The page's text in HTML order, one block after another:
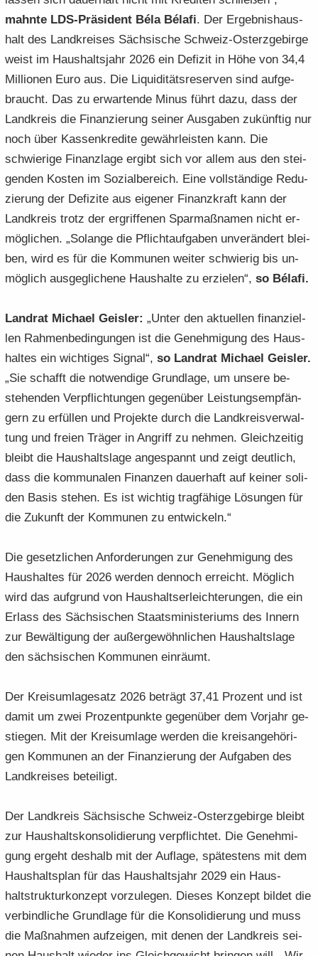
mahn­te LDS-​Präsident Béla Bélafi. Der Er­geb­nis­haus­
halt des Land­krei­ses Säch­si­sche Schweiz-​Osterzgebirge
weist im Haus­halts­jahr 2026 ein De­fi­zit in Höhe von 34,4
Mil­lio­nen Euro aus. Die Li­qui­di­täts­re­ser­ven sind auf­ge­
braucht. Das zu er­war­ten­de Minus führt dazu, dass der
Land­kreis die Fi­nan­zie­rung sei­ner Aus­ga­ben zu­künf­tig nur
noch über Kas­sen­kre­di­te ge­währ­leis­ten kann. Die
schwie­ri­ge Fi­nanz­la­ge er­gibt sich vor allem aus den stei­
gen­den Kos­ten im So­zi­al­be­reich. Eine voll­stän­di­ge Re­du­
zie­rung der De­fi­zi­te aus ei­ge­ner Fi­nanz­kraft kann der
Land­kreis trotz der er­grif­fe­nen Spar­maß­na­men nicht er­
mög­li­chen. „So­lan­ge die Pflicht­auf­ga­ben un­ver­än­dert blei­
ben, wird es für die Kom­mu­nen wei­ter schwie­rig bis un­
mög­lich aus­ge­gli­che­ne Haus­hal­te zu er­zie­len“, so Bélafi.
Land­rat Mi­cha­el Geis­ler: „Unter den ak­tu­el­len fi­nan­zi­el­
len Rah­men­be­din­gun­gen ist die Ge­neh­mi­gung des Haus­
hal­tes ein wich­ti­ges Si­gnal“, so Land­rat Mi­cha­el Geis­ler.
„Sie schafft die not­wen­di­ge Grund­la­ge, um un­se­re be­
stehen­den Ver­pflich­tun­gen ge­gen­über Leis­tungs­emp­fän­
gern zu er­fül­len und Pro­jek­te durch die Land­kreis­ver­wal­
tung und frei­en Trä­ger in An­griff zu neh­men. Gleich­zei­tig
bleibt die Haus­halts­la­ge an­ge­spannt und zeigt deut­lich,
dass die kom­mu­na­len Fi­nan­zen dau­er­haft auf kei­ner so­li­
den Basis ste­hen. Es ist wich­tig trag­fä­hi­ge Lö­sun­gen für
die Zu­kunft der Kom­mu­nen zu ent­wi­ckeln.“
Die ge­setz­li­chen An­for­de­run­gen zur Ge­neh­mi­gung des
Haus­hal­tes für 2026 wer­den den­noch er­reicht. Mög­lich
wird das auf­grund von Haus­halts­er­leich­te­run­gen, die ein
Er­lass des Säch­si­schen Staats­mi­nis­te­ri­ums des In­nern
zur Be­wäl­ti­gung der au­ßer­ge­wöhn­li­chen Haus­halts­la­ge
den säch­si­schen Kom­mu­nen ein­räumt.
Der Kreis­um­la­ge­satz 2026 be­trägt 37,41 Pro­zent und ist
damit um zwei Pro­zent­punk­te ge­gen­über dem Vor­jahr ge­
stie­gen. Mit der Kreis­um­la­ge wer­den die kreis­an­ge­hö­ri­
gen Kom­mu­nen an der Fi­nan­zie­rung der Auf­ga­ben des
Land­krei­ses be­tei­ligt.
Der Land­kreis Säch­si­sche Schweiz-​Osterzgebirge bleibt
zur Haus­halts­kon­so­li­die­rung ver­pflich­tet. Die Ge­neh­mi­
gung er­geht des­halb mit der Auf­la­ge, spä­tes­tens mit dem
Haus­halts­plan für das Haus­halts­jahr 2029 ein Haus­
haltstruk­tur­kon­zept vor­zu­le­gen. Die­ses Kon­zept bil­det die
ver­bind­li­che Grund­la­ge für die Kon­so­li­die­rung und muss
die Maß­nah­men auf­zei­gen, mit denen der Land­kreis sei­